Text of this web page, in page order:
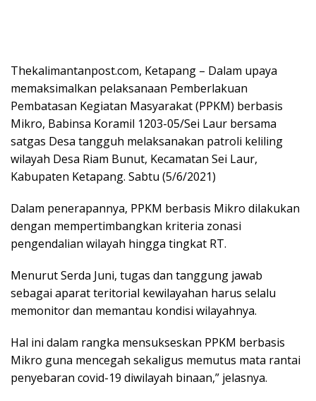
Thekalimantanpost.com, Ketapang – Dalam upaya
memaksimalkan pelaksanaan Pemberlakuan
Pembatasan Kegiatan Masyarakat (PPKM) berbasis
Mikro, Babinsa Koramil 1203-05/Sei Laur bersama
satgas Desa tangguh melaksanakan patroli keliling
wilayah Desa Riam Bunut, Kecamatan Sei Laur,
Kabupaten Ketapang. Sabtu (5/6/2021)
Dalam penerapannya, PPKM berbasis Mikro dilakukan
dengan mempertimbangkan kriteria zonasi
pengendalian wilayah hingga tingkat RT.
Menurut Serda Juni, tugas dan tanggung jawab
sebagai aparat teritorial kewilayahan harus selalu
memonitor dan memantau kondisi wilayahnya.
Hal ini dalam rangka mensukseskan PPKM berbasis
Mikro guna mencegah sekaligus memutus mata rantai
penyebaran covid-19 diwilayah binaan,” jelasnya.